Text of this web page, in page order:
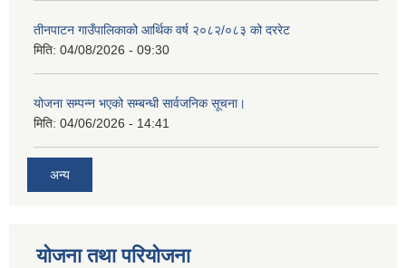
तीनपाटन गाउँपालिकाको आर्थिक वर्ष २०८२/०८३ को दररेट
मिति: 04/08/2026 - 09:30
योजना सम्पन्न भएको सम्बन्धी सार्वजनिक सूचना।
मिति: 04/06/2026 - 14:41
अन्य
योजना तथा परियोजना